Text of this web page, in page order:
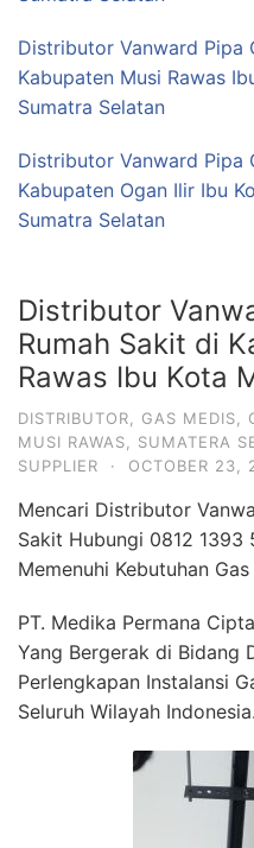
Distributor Vanward Pipa
Kabupaten Musi Rawas
Sumatra Selatan
Distributor Vanward Pipa
Kabupaten Ogan Ilir Ibu
Sumatra Selatan
Distributor
Rumah Sakit di
Rawas Ibu Kota
DISTRIBUTOR, GAS MEDIS,
MUSI RAWAS, SUMATERA
SUPPLIER
· OCTOBER 23,
Mencari Distributor
Sakit Hubungi 0812 1393
Memenuhi Kebutuhan
PT. Medika Permana
Yang Bergerak di Bidang
Perlengkapan Instalansi
Seluruh Wilayah Indonesia.